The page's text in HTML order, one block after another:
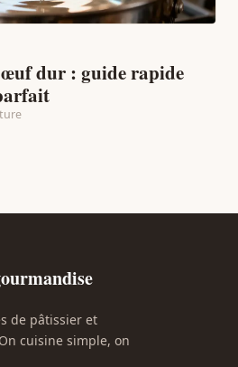
œuf dur : guide rapide
de pâtissier et
cuisine simple, on